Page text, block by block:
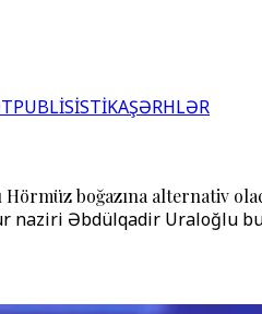
PUBLİSİSTİKAŞƏRHLƏR
boğazına alternativ
Əbdülqadir Uraloğlu